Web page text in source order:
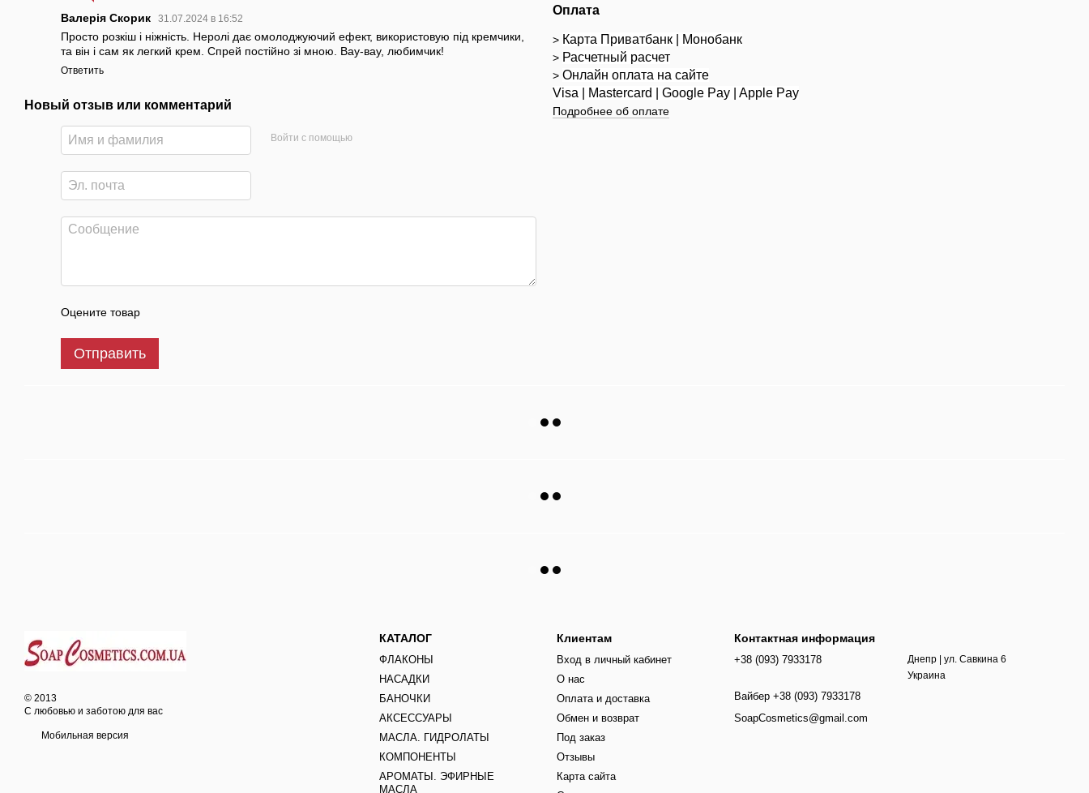
Валерія Скорик 31.07.2024 в 16:52
Просто розкіш і ніжність. Неролі дає омолоджуючий ефект, використовую під кремчики,
та він і сам як легкий крем. Спрей постійно зі мною. Вау-вау, любимчик!
Ответить
Новый отзыв или комментарий
Войти с помощью
Оцените товар
Отправить
Оплата
> Карта Приватбанк | Монобанк
> Расчетный расчет
> Онлайн оплата на сайте
Visa | Mastercard | Google Pay | Apple Pay
Подробнее об оплате
© 2013
С любовью и заботою для вас
Мобильная версия
КАТАЛОГ
ФЛАКОНЫ
НАСАДКИ
БАНОЧКИ
АКСЕССУАРЫ
МАСЛА. ГИДРОЛАТЫ
КОМПОНЕНТЫ
АРОМАТЫ. ЭФИРНЫЕ
МАСЛА
Клиентам
Вход в личный кабинет
О нас
Оплата и доставка
Обмен и возврат
Под заказ
Отзывы
Карта сайта
Контактная информация
+38 (093) 7933178
Вайбер +38 (093) 7933178
SoapCosmetics@gmail.com
Днепр | ул. Савкина 6
Украина